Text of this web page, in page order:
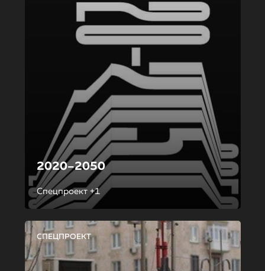
2020–2050
Спецпроект +1
СПЕЦПРОЕКТ